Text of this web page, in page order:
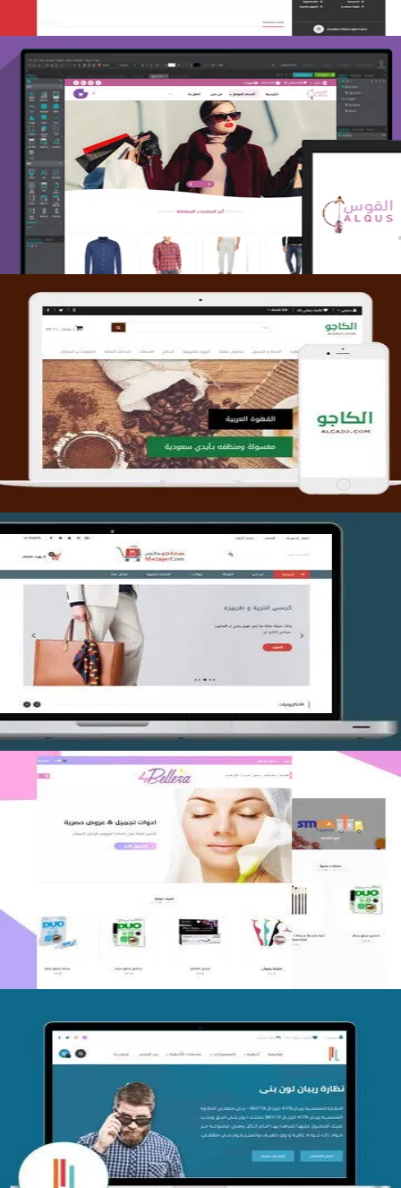
تصميم متجر القوس
التفاصيل
تصميم متجر الكاجو
التفاصيل
تصميم متجر متاجركم
اعادة تصميم متجر فوربليزا
التفاصيل
تصميم متجر اي كير
التفاصيل